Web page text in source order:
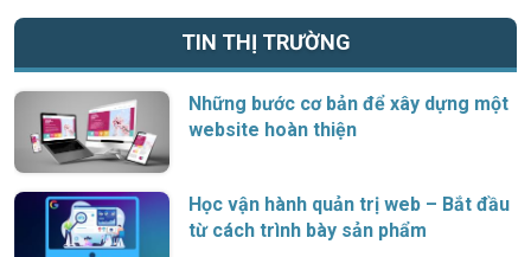
TIN THỊ TRƯỜNG
Những bước cơ bản để xây dựng một
website hoàn thiện
Học vận hành quản trị web – Bắt đầu
từ cách trình bày sản phẩm